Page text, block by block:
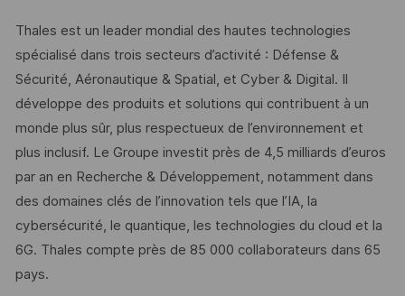
Thales est un leader mondial des hautes technologies
spécialisé dans trois secteurs d’activité : Défense &
Sécurité, Aéronautique & Spatial, et Cyber & Digital. Il
développe des produits et solutions qui contribuent à un
monde plus sûr, plus respectueux de l’environnement et
plus inclusif. Le Groupe investit près de 4,5 milliards d’euros
par an en Recherche & Développement, notamment dans
des domaines clés de l’innovation tels que l’IA, la
cybersécurité, le quantique, les technologies du cloud et la
6G. Thales compte près de 85 000 collaborateurs dans 65
pays. ​